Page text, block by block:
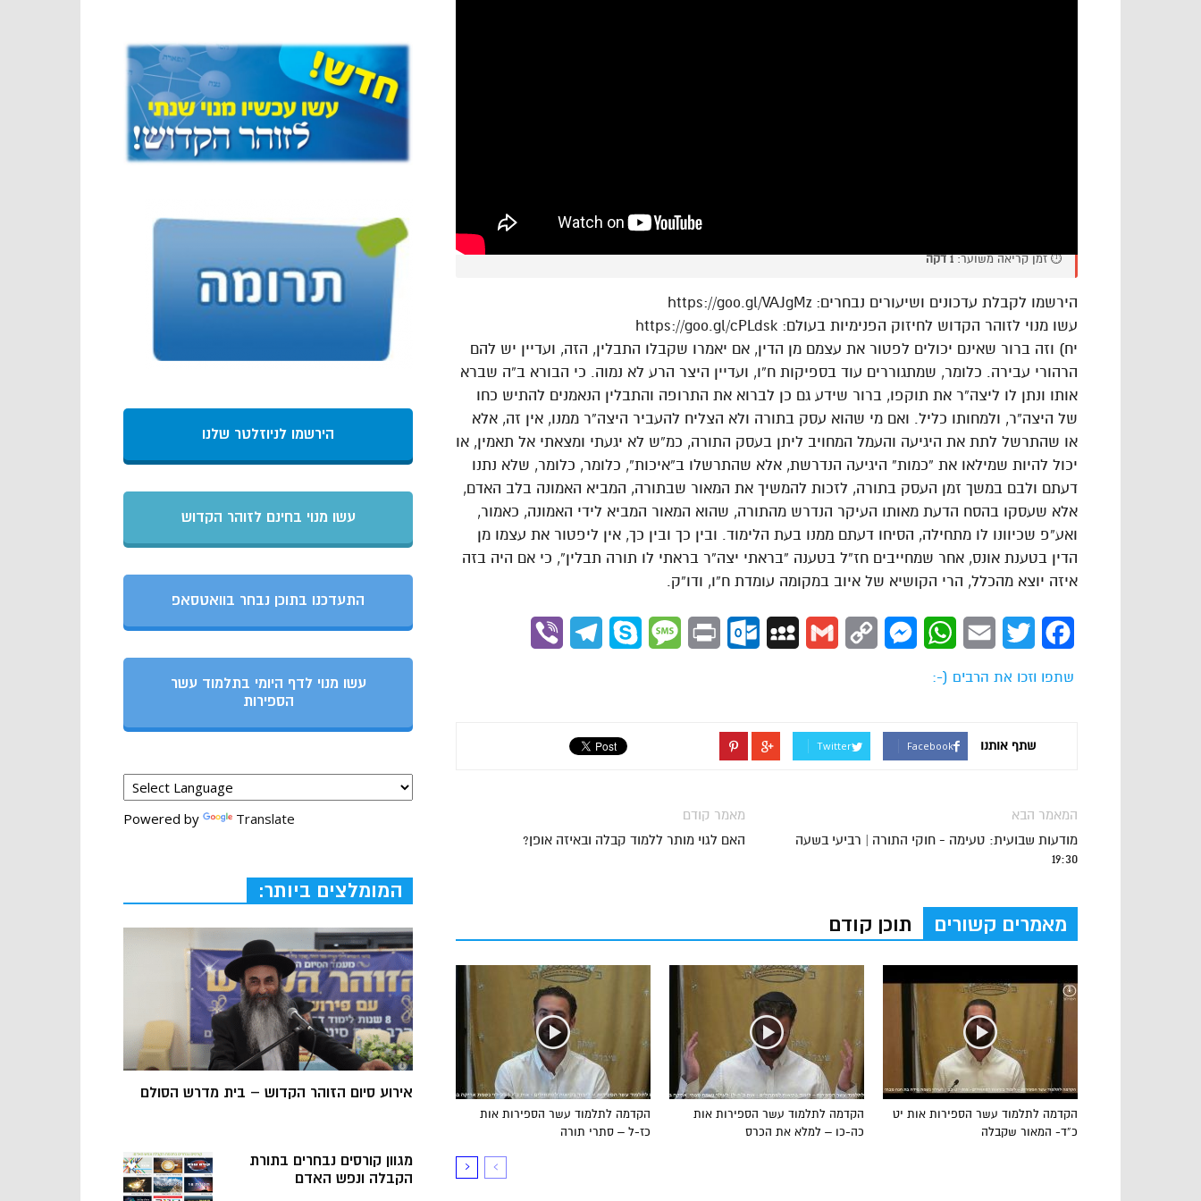
⏱️ זמן קריאה משוער:1 דקה
הירשמו לקבלת עדכונים ושיעורים נבחרים: https://goo.gl/VAJgMz
עשו מנוי לזוהר הקדוש לחיזוק הפנימיות בעולם: https://goo.gl/cPLdsk
יח) וזה ברור שאינם יכולים לפטור את עצמם מן הדין, אם יאמרו שקבלו התבלין, הזה, ועדיין יש להם
הרהורי עבירה. כלומר, שמתגוררים עוד בספיקות ח”ו, ועדיין היצר הרע לא נמוה. כי הבורא ב”ה שברא
אותו ונתן לו ליצה”ר את תוקפו, ברור שידע גם כן לברוא את התרופה והתבלין הנאמנים להתיש כחו
של היצה”ר, ולמחותו כליל. ואם מי שהוא עסק בתורה ולא הצליח להעביר היצה”ר ממנו, אין זה, אלא
או שהתרשל לתת את היגיעה והעמל המחויב ליתן בעסק התורה, כמ”ש לא יגעתי ומצאתי אל תאמין, או
יכול להיות שמילאו את “כמות” היגיעה הנדרשת, אלא שהתרשלו ב”איכות”, כלומר, כלומר, שלא נתנו
דעתם ולבם במשך זמן העסק בתורה, לזכות להמשיך את המאור שבתורה, המביא האמונה בלב האדם,
אלא שעסקו בהסח הדעת מאותו העיקר הנדרש מהתורה, שהוא המאור המביא לידי האמונה, כאמור,
ואע”פ שכיוונו לו מתחילה, הסיחו דעתם ממנו בעת הלימוד. ובין כך ובין כך, אין ליפטור את עצמו מן
הדין בטענת אונס, אחר שמחייבים חז”ל בטענה “בראתי יצה”ר בראתי לו תורה תבלין”, כי אם היה בזה
איזה יוצא מהכלל, הרי הקושיא של איוב במקומה עומדת ח”ו, ודו”ק.
Facebook
Twitter
Email
WhatsApp
Messenger
Copy
Gmail
MySpace
Outlook.com
Print
Message
Skype
Telegram
שתפו וזכו את הרבים (-:
שתף אותנו Facebook
Twitter
מאמר קודם
האם לגוי מותר ללמוד קבלה ובאיזה אופן?
המאמר הבא
מודעות שבועית: טעימה - חוקי התורה | רביעי בשעה
19:30
מאמרים קשורים תוכן קודם
הקדמה לתלמוד עשר הספירות אות
כז-ל – סתרי תורה
הקדמה לתלמוד עשר הספירות אות
כה-כו – למלא את הכרס
הקדמה לתלמוד עשר הספירות אות יט
כ”ד- המאור שקבלה
הירשמו לניוזלטר שלנו
עשו מנוי בחינם לזוהר הקדוש
התעדכנו בתוכן נבחר בוואטסאפ
עשו מנוי לדף היומי בתלמוד עשר
הספירות
Powered by Translate
המומלצים ביותר:
אירוע סיום הזוהר הקדוש – בית מדרש הסולם
מגוון קורסים נבחרים בתורת
הקבלה ונפש האדם